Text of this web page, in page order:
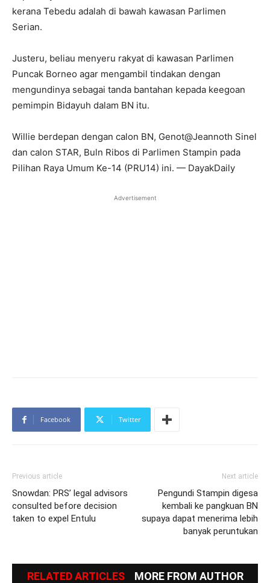
kerana Tebedu adalah di bawah kawasan Parlimen
Serian.
Justeru, beliau menyeru rakyat di kawasan Parlimen
Puncak Borneo agar mengambil tindakan dengan
mengundinya sebagai tanda bantahan kepada keegoan
pemimpin Bidayuh dalam BN itu.
Willie berdepan dengan calon BN, Genot@Jeannoth Sinel
dan calon STAR, Buln Ribos di Parlimen Stampin pada
Pilihan Raya Umum Ke-14 (PRU14) ini. — DayakDaily
Advertisement
Facebook Twitter
Previous article
Snowdan: PRS’ legal advisors
consulted before decision
taken to expel Entulu
Next article
Pengundi Stampin digesa
kembali ke pangkuan BN
supaya dapat menerima lebih
banyak peruntukan
RELATED ARTICLES MORE FROM AUTHOR